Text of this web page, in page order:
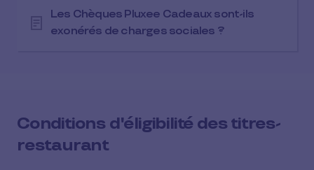
Les Chèques Pluxee Cadeaux sont-ils
exonérés de charges sociales ?
Conditions d'éligibilité des titres-
restaurant